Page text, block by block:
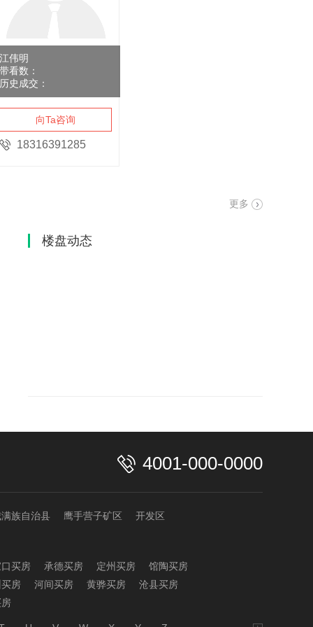
江伟明
带看数：
历史成交：
向Ta咨询
18316391285
更多
楼盘动态
4001-000-0000
族自治县 鹰手营子矿区 开发区
买房 承德买房 定州买房
馆陶买房
房
河间买房 黄骅买房
沧县买房